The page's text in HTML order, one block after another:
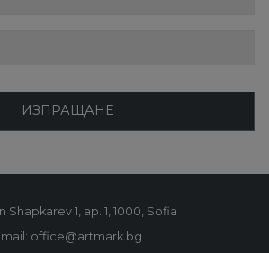
ИЗПРАЩАНЕ
Shapkarev 1, ap. 1, 1000, Sofia
office@artmark.bg